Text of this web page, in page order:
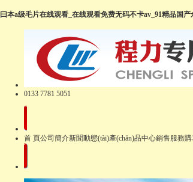
曰本a级毛片在线观看_在线观看免费无码不卡av_91精品国
0133 7781 5051
首 頁公司簡介新聞動態(tài)產(chǎn)品中心銷售服務購